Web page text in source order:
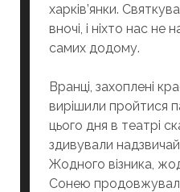
харків’янки.
вночі, і ніхто нас не
самих додому.
Вранці, захоплені
вирішили пройтися
цього дня в театрі
здивували
Жодного візника,
Сонею